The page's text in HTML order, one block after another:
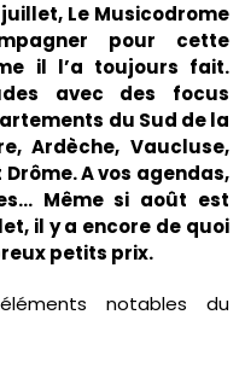
Le Musicodrome
pour cette
il l’a toujours fait.
avec des focus
du Sud de la
Ardèche, Vaucluse,
A vos agendas,
Même si août est
il y a encore de quoi
petits prix.
notables du